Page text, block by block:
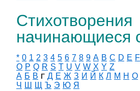
Стихотворения
начинающиеся
* 0 1 2 3 4 5 6 7 8 9 A B C D E F
O P Q R S T U V W X Y Z
А Б В Г Д Е Ж З И Й К Л М Н О
Ч
Ш Щ Ъ Э Ю Я